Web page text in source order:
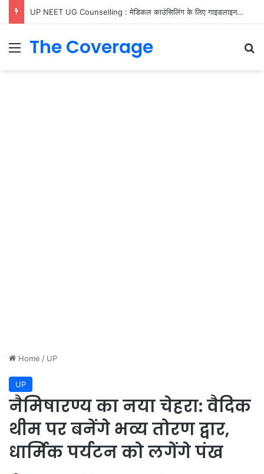
UP NEET UG Counselling : मेडिकल काउंसिलिंग के लिए गाइडलाइन जारी, जानें रजिस्ट्रेशन, फीस और ‘फ्री एग्जिट’ के नियम
Menu
The Coverage
Home / UP
UP
नैमिषारण्य का नया चेहरा: वैदिक
थीम पर बनेंगे भव्य तोरण द्वार,
धार्मिक पर्यटन को लगेंगे पंख